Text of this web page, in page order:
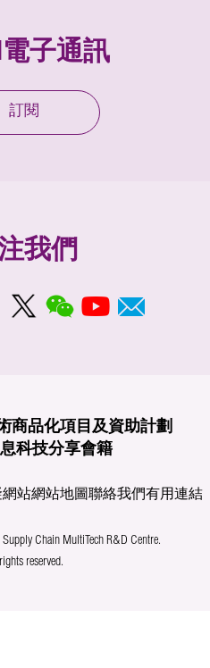
電子通訊
訂閱
我們
商品化項目及資助計劃
科技分享會籍
網站網站地圖聯絡我們有用連結
Chain MultiTech R&D Centre.
reserved.